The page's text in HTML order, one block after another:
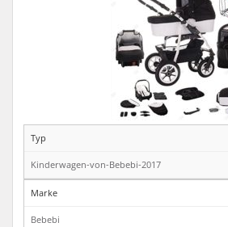
Typ
Kinderwagen-von-Bebebi-2017
Marke
Bebebi